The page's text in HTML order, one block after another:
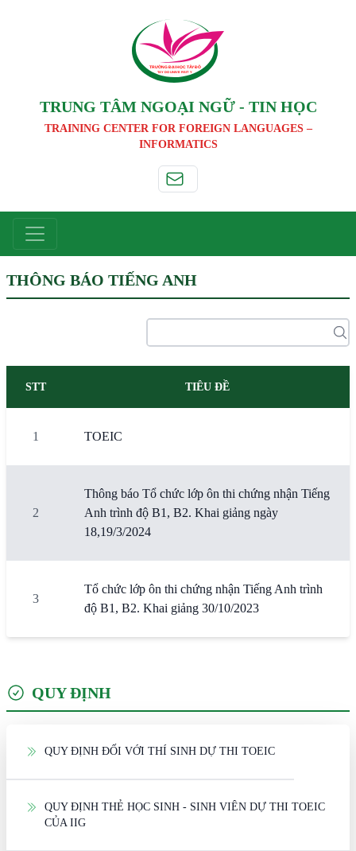
TRƯỜNG ĐẠI HỌC TÂY ĐÔ
TAY DO UNIVERSIT Y
TRUNG TÂM NGOẠI NGỮ - TIN HỌC
TRAINING CENTER FOR FOREIGN LANGUAGES –
INFORMATICS
THÔNG BÁO TIẾNG ANH
STT TIÊU ĐỀ
1 TOEIC
2
Thông báo Tổ chức lớp ôn thi chứng nhận Tiếng
Anh trình độ B1, B2. Khai giảng ngày
18,19/3/2024
3
Tổ chức lớp ôn thi chứng nhận Tiếng Anh trình
độ B1, B2. Khai giảng 30/10/2023
QUY ĐỊNH
QUY ĐỊNH ĐỐI VỚI THÍ SINH DỰ THI TOEIC
QUY ĐỊNH THẺ HỌC SINH - SINH VIÊN DỰ THI TOEIC
CỦA IIG